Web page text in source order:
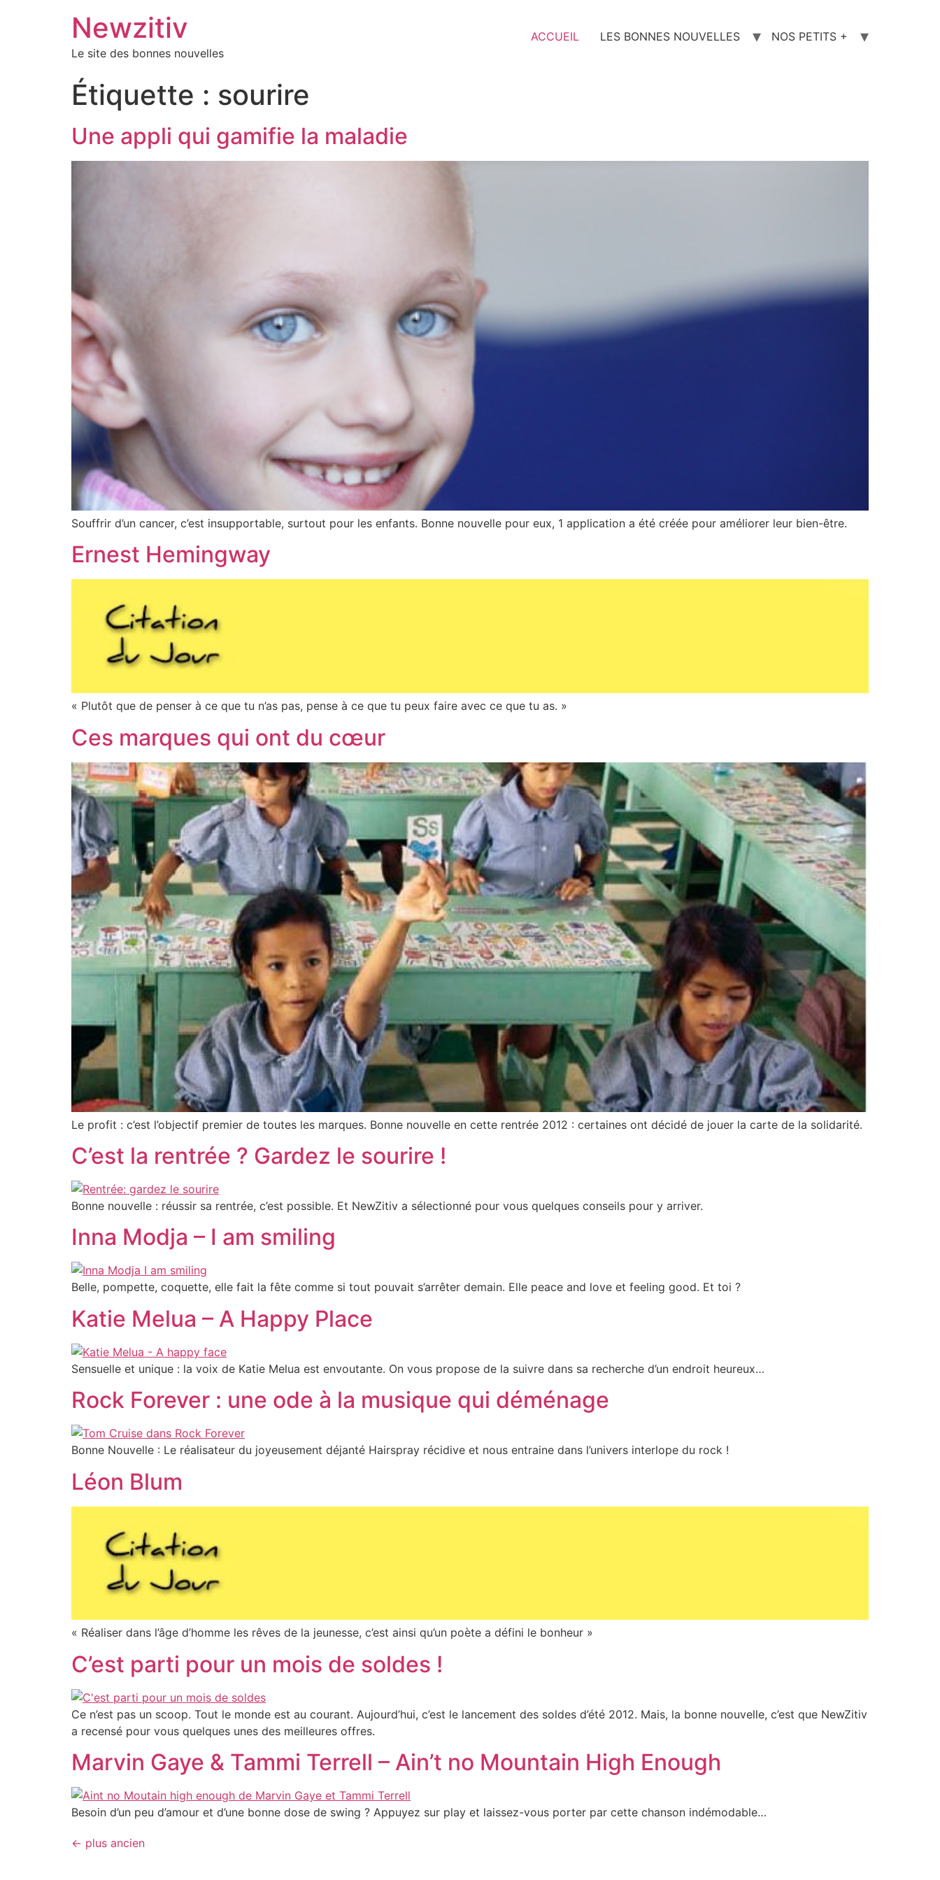
Newzitiv
Le site des bonnes nouvelles
ACCUEIL LES BONNES NOUVELLES NOS PETITS +
Étiquette : sourire
Une appli qui gamifie la maladie
Souffrir d’un cancer, c’est insupportable, surtout pour les enfants. Bonne nouvelle pour eux, 1 application a été créée pour améliorer leur bien-être.
Ernest Hemingway
« Plutôt que de penser à ce que tu n’as pas, pense à ce que tu peux faire avec ce que tu as. »
Ces marques qui ont du cœur
Le profit : c’est l’objectif premier de toutes les marques. Bonne nouvelle en cette rentrée 2012 : certaines ont décidé de jouer la carte de la solidarité.
C’est la rentrée ? Gardez le sourire !
Bonne nouvelle : réussir sa rentrée, c’est possible. Et NewZitiv a sélectionné pour vous quelques conseils pour y arriver.
Inna Modja – I am smiling
Belle, pompette, coquette, elle fait la fête comme si tout pouvait s’arrêter demain. Elle peace and love et feeling good. Et toi ?
Katie Melua – A Happy Place
Sensuelle et unique : la voix de Katie Melua est envoutante. On vous propose de la suivre dans sa recherche d’un endroit heureux…
Rock Forever : une ode à la musique qui déménage
Bonne Nouvelle : Le réalisateur du joyeusement déjanté Hairspray récidive et nous entraine dans l’univers interlope du rock !
Léon Blum
« Réaliser dans l’âge d’homme les rêves de la jeunesse, c’est ainsi qu’un poète a défini le bonheur »
C’est parti pour un mois de soldes !
Ce n’est pas un scoop. Tout le monde est au courant. Aujourd’hui, c’est le lancement des soldes d’été 2012. Mais, la bonne nouvelle, c’est que NewZitiv
a recensé pour vous quelques unes des meilleures offres.
Marvin Gaye & Tammi Terrell – Ain’t no Mountain High Enough
Besoin d’un peu d’amour et d’une bonne dose de swing ? Appuyez sur play et laissez-vous porter par cette chanson indémodable…
← plus ancien